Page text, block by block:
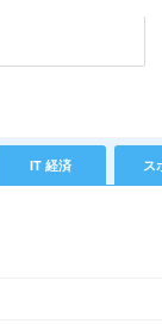
IT 経済 ス